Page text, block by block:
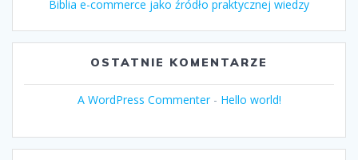
Biblia e-commerce jako źródło praktycznej wiedzy
OSTATNIE KOMENTARZE
A WordPress Commenter- Hello world!